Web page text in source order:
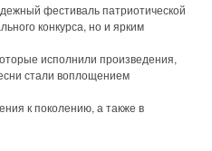
фестиваль патриотической
конкурса, но и ярким
исполнили произведения,
стали воплощением
к поколению, а также в